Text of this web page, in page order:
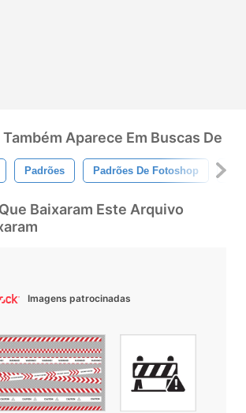
Aparece Em Buscas De
Padrões Padrões De Fotoshop
Baixaram Este Arquivo
Imagens patrocinadas